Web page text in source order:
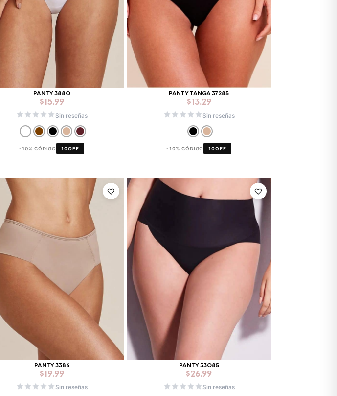
PANTY 3880
$ 15.99
Sin reseñas
-10% CÓDIGO 10OFF
PANTY TANGA 37285
$ 13.29
Sin reseñas
-10% CÓDIGO 10OFF
PANTY 3386
$19.99
Sin reseñas
PANTY 33085
$26.99
Sin reseñas